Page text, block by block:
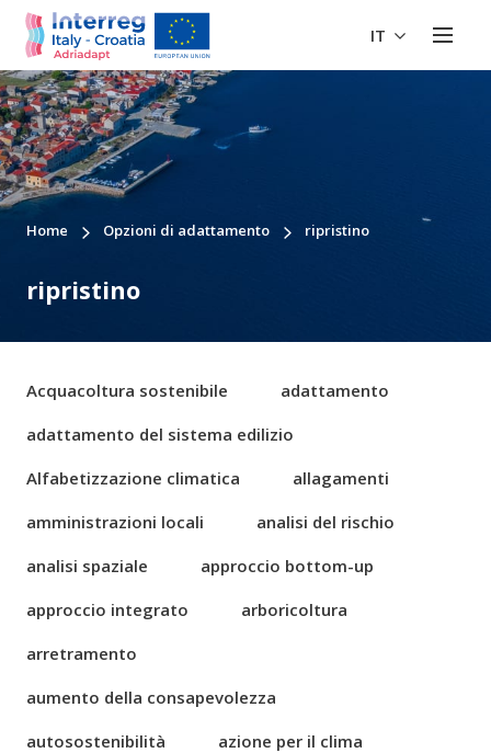
IT
Home Opzioni di adattamento ripristino
ripristino
Acquacoltura sostenibile
adattamento
adattamento del sistema edilizio
Alfabetizzazione climatica
allagamenti
amministrazioni locali
analisi del rischio
analisi spaziale
approccio bottom-up
approccio integrato
arboricoltura
arretramento
aumento della consapevolezza
autosostenibilità
azione per il clima